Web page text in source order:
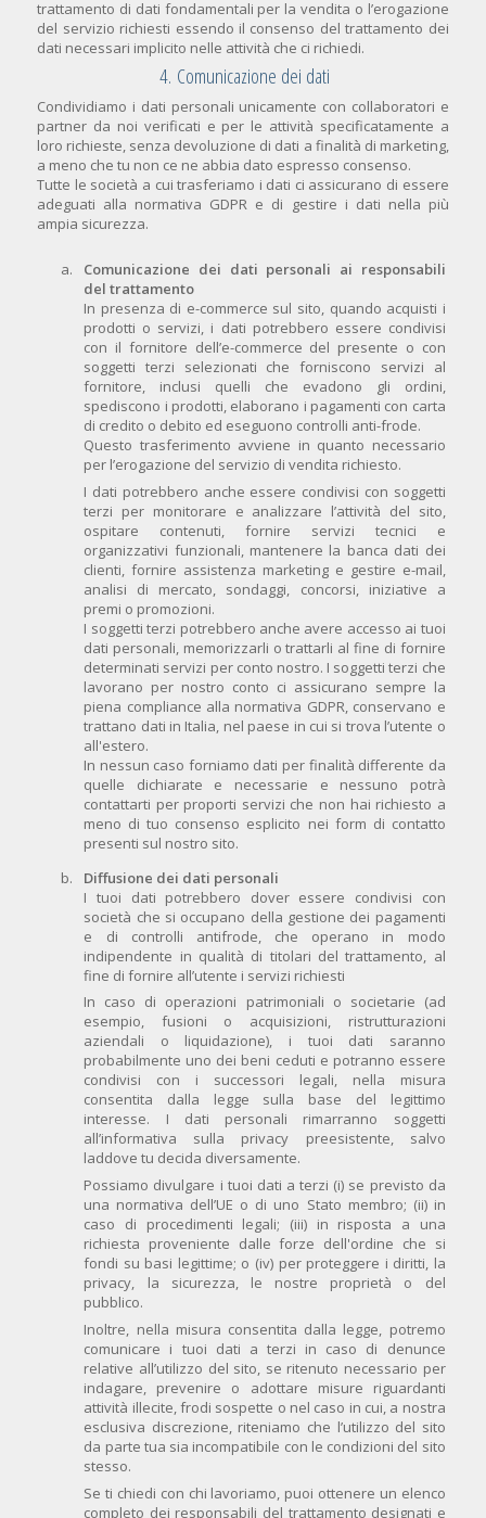
trattamento di dati fondamentali per la vendita o l’erogazione
del servizio richiesti essendo il consenso del trattamento dei
dati necessari implicito nelle attività che ci richiedi.
4. Comunicazione dei dati
Condividiamo i dati personali unicamente con collaboratori e
partner da noi verificati e per le attività specificatamente a
loro richieste, senza devoluzione di dati a finalità di marketing,
a meno che tu non ce ne abbia dato espresso consenso.
Tutte le società a cui trasferiamo i dati ci assicurano di essere
adeguati alla normativa GDPR e di gestire i dati nella più
ampia sicurezza.
Comunicazione dei dati personali ai responsabili
del trattamento
In presenza di e-commerce sul sito, quando acquisti i
prodotti o servizi, i dati potrebbero essere condivisi
con il fornitore dell’e-commerce del presente o con
soggetti terzi selezionati che forniscono servizi al
fornitore, inclusi quelli che evadono gli ordini,
spediscono i prodotti, elaborano i pagamenti con carta
di credito o debito ed eseguono controlli anti-frode.
Questo trasferimento avviene in quanto necessario
per l’erogazione del servizio di vendita richiesto.
I dati potrebbero anche essere condivisi con soggetti
terzi per monitorare e analizzare l’attività del sito,
ospitare contenuti, fornire servizi tecnici e
organizzativi funzionali, mantenere la banca dati dei
clienti, fornire assistenza marketing e gestire e-mail,
analisi di mercato, sondaggi, concorsi, iniziative a
premi o promozioni.
I soggetti terzi potrebbero anche avere accesso ai tuoi
dati personali, memorizzarli o trattarli al fine di fornire
determinati servizi per conto nostro. I soggetti terzi che
lavorano per nostro conto ci assicurano sempre la
piena compliance alla normativa GDPR, conservano e
trattano dati in Italia, nel paese in cui si trova l’utente o
all'estero.
In nessun caso forniamo dati per finalità differente da
quelle dichiarate e necessarie e nessuno potrà
contattarti per proporti servizi che non hai richiesto a
meno di tuo consenso esplicito nei form di contatto
presenti sul nostro sito.
Diffusione dei dati personali
I tuoi dati potrebbero dover essere condivisi con
società che si occupano della gestione dei pagamenti
e di controlli antifrode, che operano in modo
indipendente in qualità di titolari del trattamento, al
fine di fornire all’utente i servizi richiesti
In caso di operazioni patrimoniali o societarie (ad
esempio, fusioni o acquisizioni, ristrutturazioni
aziendali o liquidazione), i tuoi dati saranno
probabilmente uno dei beni ceduti e potranno essere
condivisi con i successori legali, nella misura
consentita dalla legge sulla base del legittimo
interesse. I dati personali rimarranno soggetti
all’informativa sulla privacy preesistente, salvo
laddove tu decida diversamente.
Possiamo divulgare i tuoi dati a terzi (i) se previsto da
una normativa dell’UE o di uno Stato membro; (ii) in
caso di procedimenti legali; (iii) in risposta a una
richiesta proveniente dalle forze dell'ordine che si
fondi su basi legittime; o (iv) per proteggere i diritti, la
privacy, la sicurezza, le nostre proprietà o del
pubblico.
Inoltre, nella misura consentita dalla legge, potremo
comunicare i tuoi dati a terzi in caso di denunce
relative all’utilizzo del sito, se ritenuto necessario per
indagare, prevenire o adottare misure riguardanti
attività illecite, frodi sospette o nel caso in cui, a nostra
esclusiva discrezione, riteniamo che l’utilizzo del sito
da parte tua sia incompatibile con le condizioni del sito
stesso.
Se ti chiedi con chi lavoriamo, puoi ottenere un elenco
completo dei responsabili del trattamento designati e